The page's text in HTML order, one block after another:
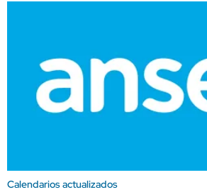
Calendarios actualizados